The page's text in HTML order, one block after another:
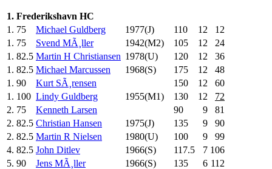
1. Frederikshavn HC
1. 75 Michael Guldberg 1977(J) 110 12
12
1. 75 Svend MÃ¸ller 1942(M2) 105 12
24
1. 82.5 Martin H Christiansen 1978(U) 120 12
36
1. 82.5 Michael Marcussen 1968(S) 175 12
48
1. 90 Kurt SÃ¸rensen 150 12
60
1. 100 Lindy Guldberg 1955(M1) 130 12
72
2. 75 Kenneth Larsen 90 9
81
2. 82.5 Christian Hansen 1975(J) 135 9
90
2. 82.5 Martin R Nielsen 1980(U) 100 9
99
4. 82.5 John Ditlev 1966(S) 117.5 7 106
5. 90 Jens MÃ¸ller 1966(S) 135 6 112